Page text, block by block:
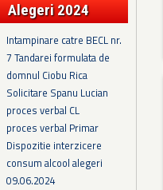
Alegeri 2024
Intampinare catre BECL nr.
7 Tandarei formulata de
domnul Ciobu Rica
Solicitare Spanu Lucian
proces verbal CL
proces verbal Primar
Dispozitie interzicere
consum alcool alegeri
09.06.2024